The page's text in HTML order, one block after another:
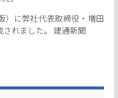
）に弊社代表取締役・増田
れました。 建通新聞